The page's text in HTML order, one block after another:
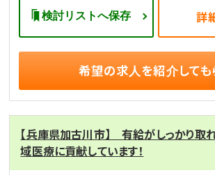
検討リストへ保存 詳
希望の求人を紹介しても
【兵庫県加古川市】 有給がしっかり取
域医療に貢献しています！